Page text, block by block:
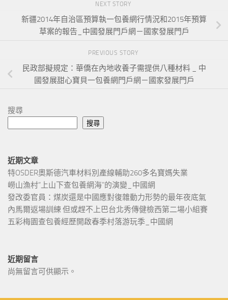
NEXT STORY
新疆2014年自治區預算執一包養網行情況和2015年預算
草案的報告_中國發展門戶網－國家發展門戶
PREVIOUS STORY
民政部擬規定：華僑在內地收養子需提供八種材料 _ 中
國發展甜心寶貝一包養網門戶網－國家發展門戶
搜尋
搜尋
近期文章
特OSDER奧斯德汽車材料別產線輔助260多名寶媽失業
嶗山漁村“上山下查包養網海”的演變_中國網
發改委官員：煤炭還是中國應對復雜動力形勢的最年夜底氣
內馬爾返場訓練 但或趕不上巴台北秀傳健檢西第二場小組賽
五彩梅園查包養經歷開啟春季村落游玩季_中國網
近期留言
尚無留言可供顯示。